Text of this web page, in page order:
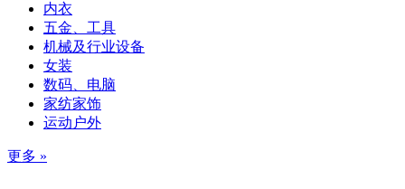
内衣
五金、工具
机械及行业设备
女装
数码、电脑
家纺家饰
运动户外
更多 »